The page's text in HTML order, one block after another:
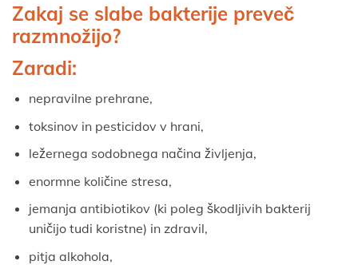
Zakaj se slabe bakterije preveč
razmnožijo?
Zaradi:
nepravilne prehrane,
toksinov in pesticidov v hrani,
ležernega sodobnega načina življenja,
enormne količine stresa,
jemanja antibiotikov (ki poleg škodljivih bakterij
uničijo tudi koristne) in zdravil,
pitja alkohola,